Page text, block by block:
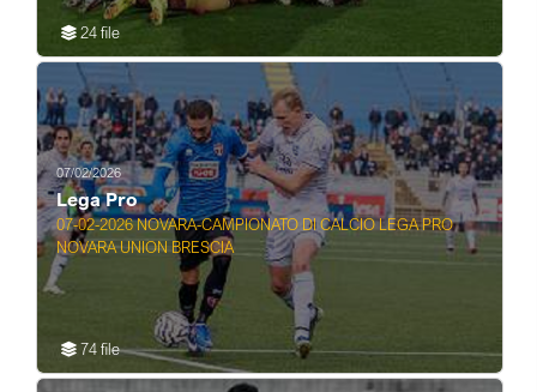
24 file
07/02/2026
Lega Pro
07-02-2026 NOVARA-CAMPIONATO DI CALCIO LEGA PRO
NOVARA UNION BRESCIA
74 file